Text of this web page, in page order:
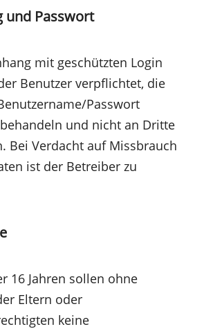
und Passwort
mit geschützten Login
Benutzer verpflichtet, die
Passwort
und nicht an Dritte
Bei Verdacht auf Missbrauch
ist der Betreiber zu
16 Jahren sollen ohne
Eltern oder
keine